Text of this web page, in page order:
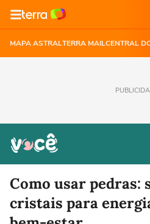
MAPA ASTRALTERRA MAILCENTRAL
Como usar pedras:
cristais para